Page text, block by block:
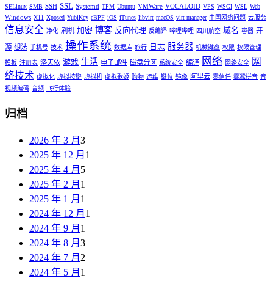
SELinux SMB SSH SSL Systemd TPM Ubuntu VMWare VOCALOID VPS WSGI WSL Web
Windows X11 Xposed YubiKey eBPF iOS iTunes libvirt macOS virt-manager 中国网络问题 云服务
信息安全 净化 刷机 加密 博客 反向代理 反编译 哔哩哔哩 四川航空 域名 容器 开
源 想法 手机号 技术 操作系统 数据库 旅行 日志 服务器 机械键盘 权限 权限管理
模板 注册表 洛天依 游戏 生活 电子邮件 磁盘分区 系统安全 编译 网络 网络安全
网
络技术 虚拟化 虚拟按键 虚拟机 虚拟歌姬 购物 运维 键位 镜像 阿里云 零信任 雾凇拼音 音
视频编码 音频 飞行体验
归档
2026 年 3 月 3
2025 年 12 月 1
2025 年 4 月 5
2025 年 2 月 1
2025 年 1 月 1
2024 年 12 月 1
2024 年 9 月 1
2024 年 8 月 3
2024 年 7 月 2
2024 年 5 月 1